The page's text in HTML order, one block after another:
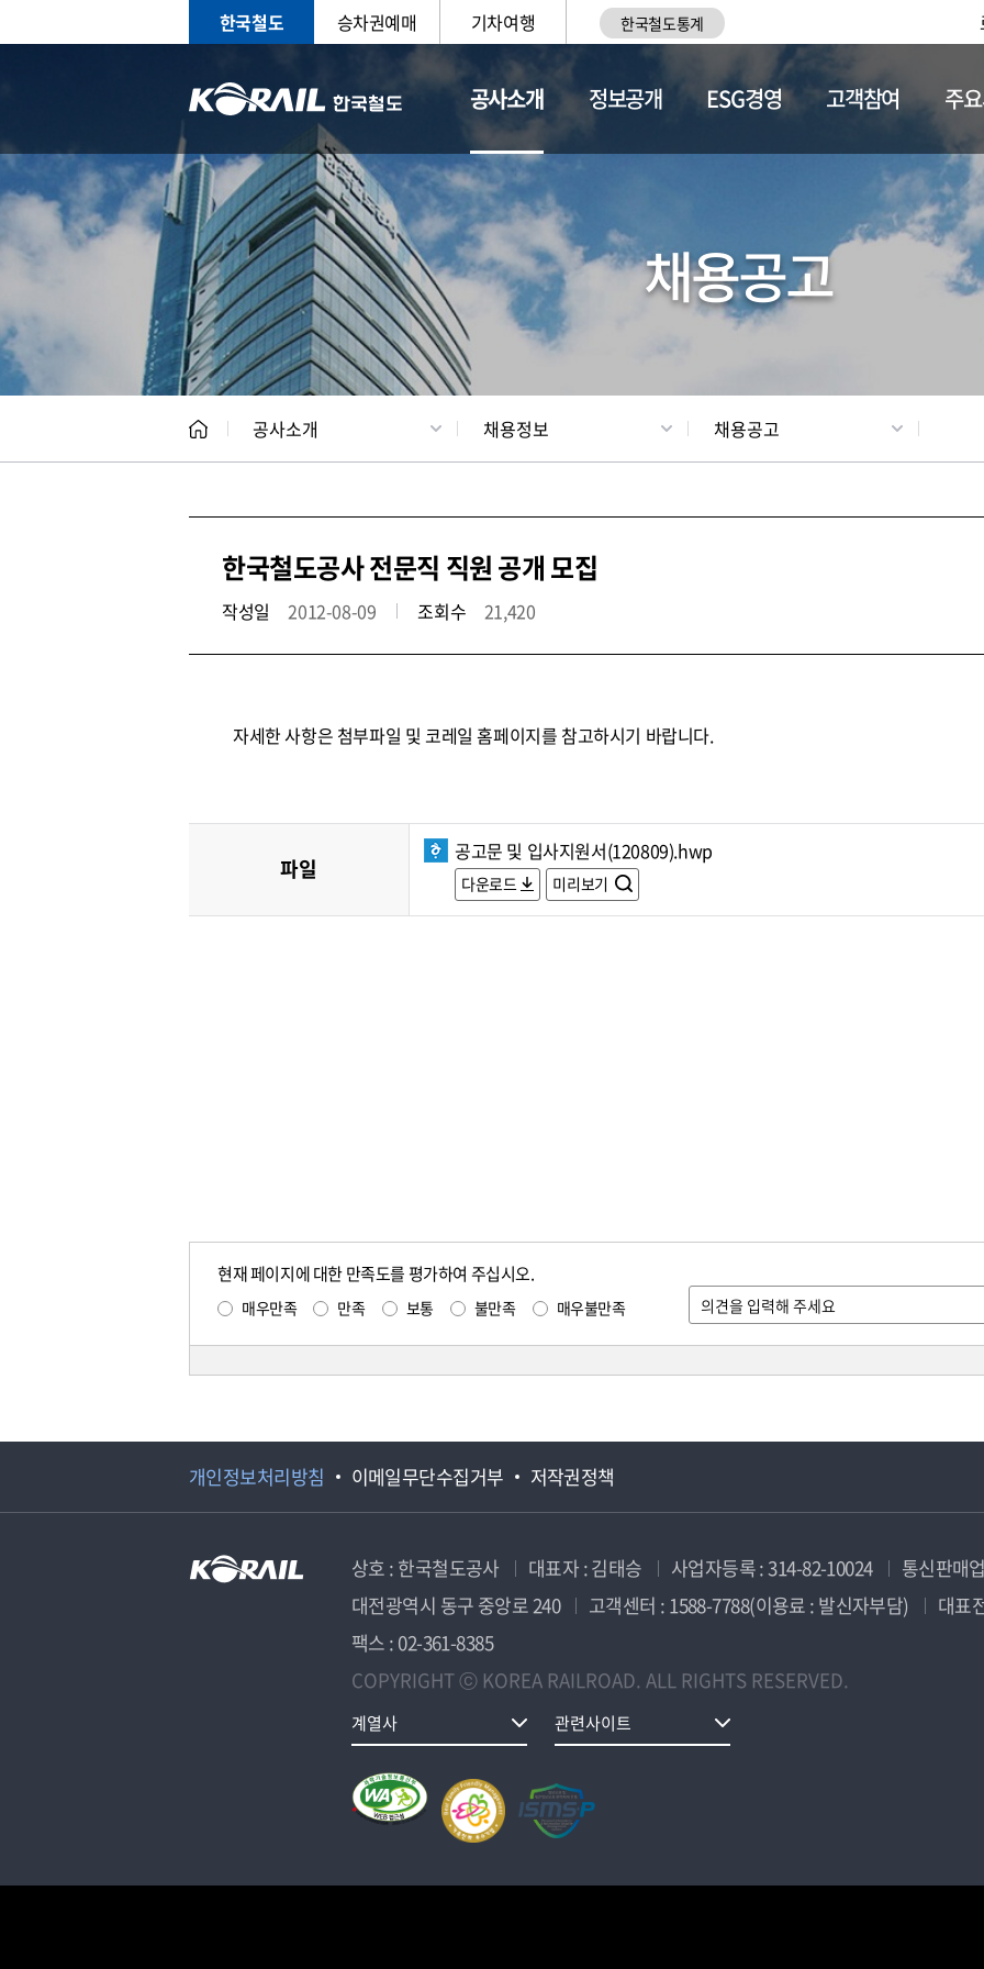
한국철도 승차권예매 기차여행 한국철도통계
공사소개
CEO 일반현황 채용정보
정보공개 ESG경영 고객참여 주
채용공고
공사소개 채용정보 채용공고
한국철도공사 전문직 직원 공개 모집
작성일 2012-08-09 조회수 21,420
자세한 사항은 첨부파일 및 코레일 홈페이지를 참고하시기 바랍니다.
파일
공고문 및 입사지원서(120809).hwp
다운로드 미리보기
현재 페이지에 대한 만족도를 평가하여 주십시오.
매우만족 만족 보통 불만족 매우불만족
개인정보처리방침 이메일무단수집거부 저작권정책
상호 : 한국철도공사 대표자 : 김태승 사업자등록 : 314-82-10024
통신판매
대전광역시 동구 중앙로 240
고객센터 : 1588-7788(이용료 : 발신자부담)
대표
팩스 : 02-361-8385
COPYRIGHT ⓒ KOREA RAILROAD. ALL RIGHTS RESERVED.
계열사 관련사이트